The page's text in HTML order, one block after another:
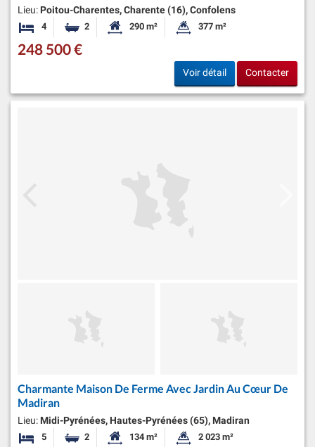
Lieu: Poitou-Charentes, Charente (16), Confolens
4 Chambres
2 Salles de bainsSurface habitable:
290 m² Superficie du terrain:
377 m²
248 500 €
Voir détail Contacter
Charmante Maison De Ferme Avec Jardin Au Cœur De
Madiran
Lieu: Midi-Pyrénées, Hautes-Pyrénées (65), Madiran
5 Chambres
2 Salles de bainsSurface habitable:
134 m² Superficie du terrain:
2 023 m²